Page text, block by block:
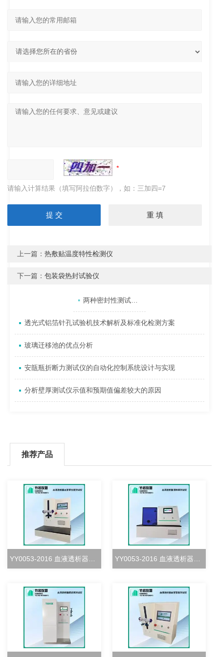
请输入计算结果（填写阿拉伯数字），如：三加四=7
上一篇：热敷贴温度特性检测仪
下一篇：包装袋热封试验仪
相关文章 两种密封性测试仪常用检测方法
透光式铝箔针孔试验机技术解析及标准化检测方案
玻璃迁移池的优点分析
安瓿瓶折断力测试仪的自动化控制系统设计与实现
分析壁厚测试仪示值和预期值偏差较大的原因
推荐产品
YY0053-2016 血液透析器血室密合度测试仪 YY0053-2016 血液透析器清除率测试仪